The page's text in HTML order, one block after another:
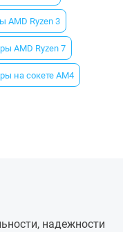
AMD Ryzen 3
AMD Ryzen 7
на сокете АМ4
надежности